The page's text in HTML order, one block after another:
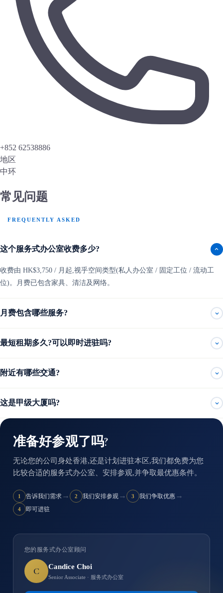
+852 62538886
地区
中环
常见问题
FREQUENTLY ASKED
这个服务式办公室收费多少?
收费由 HK$3,750 / 月起,视乎空间类型(私人办公室 / 固定工位 / 流动工
位)。月费已包含家具、清洁及网络。
月费包含哪些服务?
最短租期多久?可以即时进驻吗?
附近有哪些交通?
这是甲级大厦吗?
准备好参观了吗?
无论您的公司身处香港,还是计划进驻本区,我们都免费为您
比较合适的服务式办公室、安排参观,并争取最优惠条件。
1 告诉我们需求 → 2 我们安排参观 → 3 我们争取优惠 →
4 即可进驻
您的服务式办公室顾问
C Candice Choi
Senior Associate · 服务式办公室